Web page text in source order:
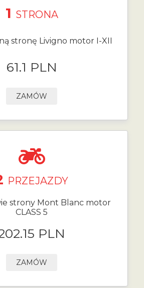
1 STRONA
stronę Livigno motor I-XII
61.1 PLN
ZAMÓW
PRZEJAZDY
strony Mont Blanc motor
CLASS 5
PLN
ZAMÓW